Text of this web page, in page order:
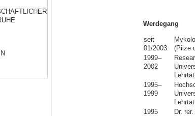
Werdegang
seit
01/2003
(Pilze
1999–
2002
1995–
1999
1995
Dr.